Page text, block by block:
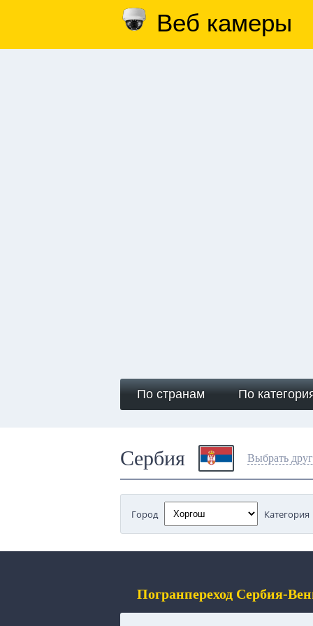
Веб камеры
По странам По
Сербия Выбрать
Город Категория
Погранпереход Сербия-